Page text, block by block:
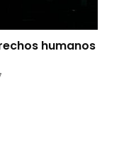
humanos